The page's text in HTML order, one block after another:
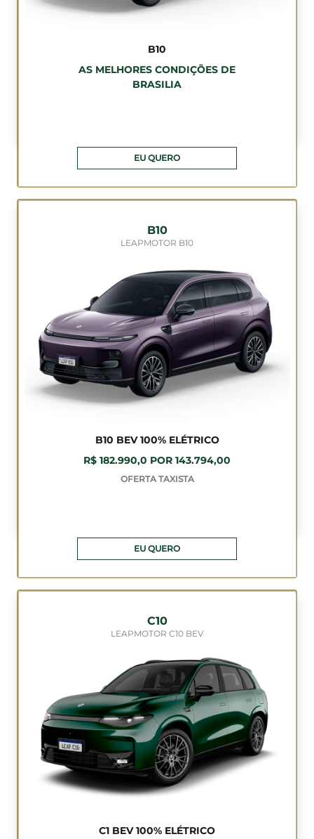
B10
AS MELHORES CONDIÇÕES DE
BRASILIA
EU QUERO
B10
LEAPMOTOR B10
B10 BEV 100% ELÉTRICO
R$ 182.990,0 POR 143.794,00
OFERTA TAXISTA
EU QUERO
C10
LEAPMOTOR C10 BEV
C1 BEV 100% ELÉTRICO